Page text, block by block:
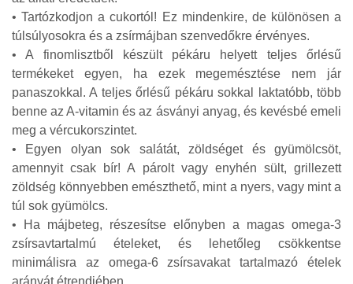
• Tartózkodjon a cukortól! Ez mindenkire, de különösen a
túlsúlyosokra és a zsírmájban szenvedőkre érvényes.
• A finomlisztből készült pékáru helyett teljes őrlésű
termékeket egyen, ha ezek megemésztése nem jár
panaszokkal. A teljes őrlésű pékáru sokkal laktatóbb, több
benne az A-vitamin és az ásványi anyag, és kevésbé emeli
meg a vércukorszintet.
• Egyen olyan sok salátát, zöldséget és gyümölcsöt,
amennyit csak bír! A párolt vagy enyhén sült, grillezett
zöldség könnyebben emészthető, mint a nyers, vagy mint a
túl sok gyümölcs.
• Ha májbeteg, részesítse előnyben a magas omega-3
zsírsavtartalmú ételeket, és lehetőleg csökkentse
minimálisra az omega-6 zsírsavakat tartalmazó ételek
arányát étrendjében.